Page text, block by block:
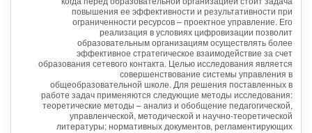
повышения ее эффективности и результативности при
ограниченности ресурсов – проектное управление. Его
реализация в условиях цифровизации позволит
образовательным организациям осуществлять более
эффективное стратегическое взаимодействие за счет
образования сетевого контакта. Целью исследования является
совершенствование системы управления в
общеобразовательной школе. Для решения поставленных в
работе задач применяются следующие методы исследования:
теоретические методы – анализ и обобщение педагогической,
управленческой, методической и научно-теоретической
литературы; нормативных документов, регламентирующих